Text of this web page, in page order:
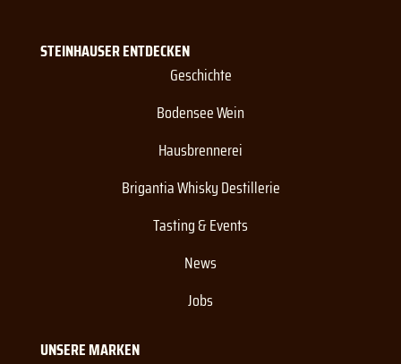
STEINHAUSER ENTDECKEN
Geschichte
Bodensee Wein
Hausbrennerei
Brigantia Whisky Destillerie
Tasting & Events
News
Jobs
UNSERE MARKEN